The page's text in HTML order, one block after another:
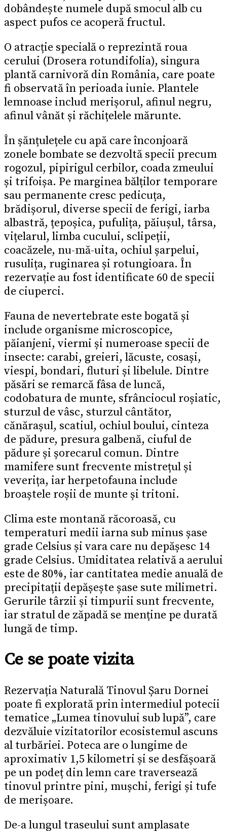
dobândește numele după smocul alb cu
aspect pufos ce acoperă fructul.
O atracție specială o reprezintă roua
cerului (Drosera rotundifolia), singura
plantă carnivoră din România, care poate
fi observată în perioada iunie. Plantele
lemnoase includ merișorul, afinul negru,
afinul vânăt și răchițelele mărunte.
În șănțulețele cu apă care înconjoară
zonele bombate se dezvoltă specii precum
rogozul, pipirigul cerbilor, coada zmeului
și trifoișa. Pe marginea bălților temporare
sau permanente cresc pedicuța,
brădișorul, diverse specii de ferigi, iarba
albastră, țepoșica, pufulița, păiușul, târsa,
vițelarul, limba cucului, sclipeții,
coacăzele, nu-mă-uita, ochiul șarpelui,
rusulița, ruginarea și rotungioara. În
rezervație au fost identificate 60 de specii
de ciuperci.
Fauna de nevertebrate este bogată și
include organisme microscopice,
păianjeni, viermi și numeroase specii de
insecte: carabi, greieri, lăcuste, cosași,
viespi, bondari, fluturi și libelule. Dintre
păsări se remarcă fâsa de luncă,
codobatura de munte, sfrânciocul roșiatic,
sturzul de vâsc, sturzul cântător,
cănărașul, scatiul, ochiul boului, cinteza
de pădure, presura galbenă, ciuful de
pădure și șorecarul comun. Dintre
mamifere sunt frecvente mistrețul și
veverița, iar herpetofauna include
broaștele roșii de munte și tritoni.
Clima este montană răcoroasă, cu
temperaturi medii iarna sub minus șase
grade Celsius și vara care nu depășesc 14
grade Celsius. Umiditatea relativă a aerului
este de 80%, iar cantitatea medie anuală de
precipitații depășește șase sute milimetri.
Gerurile târzii și timpurii sunt frecvente,
iar stratul de zăpadă se menține pe durată
lungă de timp.
Ce se poate vizita
Rezervația Naturală Tinovul Șaru Dornei
poate fi explorată prin intermediul potecii
tematice „Lumea tinovului sub lupă”, care
dezvăluie vizitatorilor ecosistemul ascuns
al turbăriei. Poteca are o lungime de
aproximativ 1,5 kilometri și se desfășoară
pe un podeț din lemn care traversează
tinovul printre pini, mușchi, ferigi și tufe
de merișoare.
De-a lungul traseului sunt amplasate